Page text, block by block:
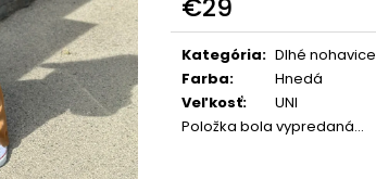
€29
Jednotková
cena:
Kategória: Dlhé nohavice
Farba:
Hnedá
Veľkosť:
UNI
Položka bola vypredaná…
€39